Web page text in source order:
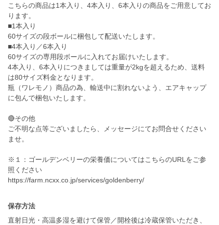
こちらの商品は1本入り、4本入り、6本入りの商品をご用意してお
ります。
■1本入り
60サイズの段ボールに梱包して配送いたします。
■4本入り／6本入り
60サイズの専用段ボールに入れてお届けいたします。
4本入り、6本入りにつきましては重量が2kgを超えるため、送料
は80サイズ料金となります。
瓶（ワレモノ）商品の為、輸送中に割れないよう、エアキャップ
に包んで梱包いたします。
🔴その他
ご不明な点等ございましたら、メッセージにてお問合せください
ませ。
※１：ゴールデンベリーの栄養価についてはこちらのURLをご参
照ください
保存方法
直射日光・高温多湿を避けて保管／開栓後は冷蔵保管いただき、